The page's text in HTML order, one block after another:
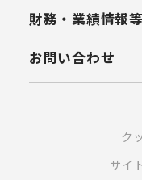
財務・業績情報等
お問い合わせ
ク
サイ